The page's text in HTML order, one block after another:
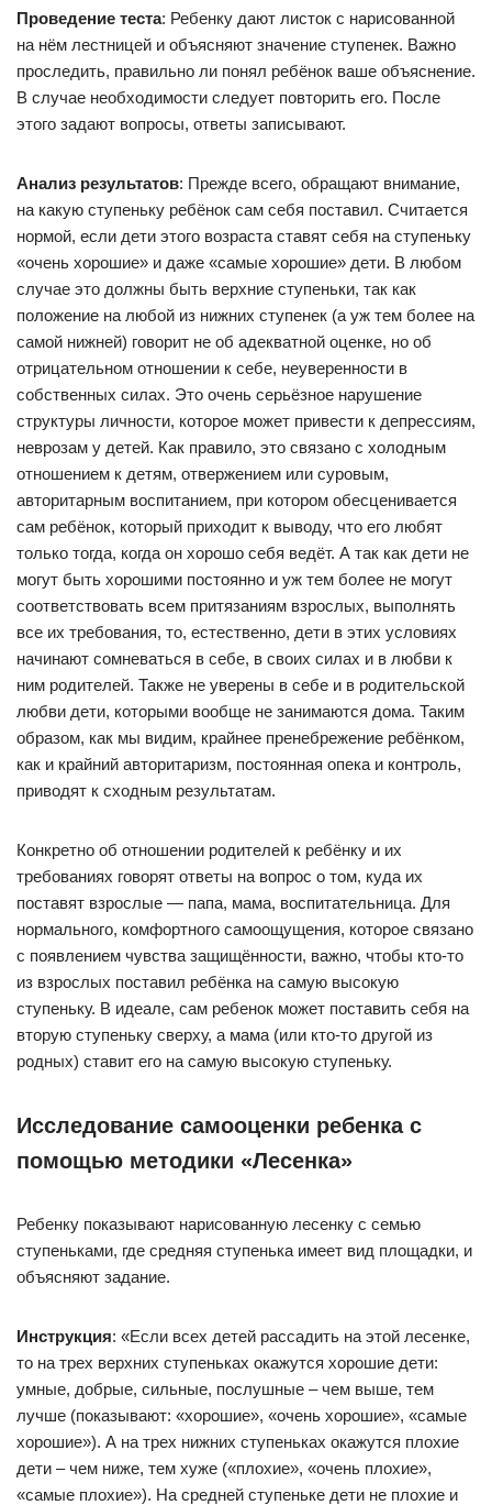
Проведение теста: Ребенку дают листок с нарисованной
на нём лестницей и объясняют значение ступенек. Важно
проследить, правильно ли понял ребёнок ваше объяснение.
В случае необходимости следует повторить его. После
этого задают вопросы, ответы записывают.
Анализ результатов: Прежде всего, обращают внимание,
на какую ступеньку ребёнок сам себя поставил. Считается
нормой, если дети этого возраста ставят себя на ступеньку
«очень хорошие» и даже «самые хорошие» дети. В любом
случае это должны быть верхние ступеньки, так как
положение на любой из нижних ступенек (а уж тем более на
самой нижней) говорит не об адекватной оценке, но об
отрицательном отношении к себе, неуверенности в
собственных силах. Это очень серьёзное нарушение
структуры личности, которое может привести к депрессиям,
неврозам у детей. Как правило, это связано с холодным
отношением к детям, отвержением или суровым,
авторитарным воспитанием, при котором обесценивается
сам ребёнок, который приходит к выводу, что его любят
только тогда, когда он хорошо себя ведёт. А так как дети не
могут быть хорошими постоянно и уж тем более не могут
соответствовать всем притязаниям взрослых, выполнять
все их требования, то, естественно, дети в этих условиях
начинают сомневаться в себе, в своих силах и в любви к
ним родителей. Также не уверены в себе и в родительской
любви дети, которыми вообще не занимаются дома. Таким
образом, как мы видим, крайнее пренебрежение ребёнком,
как и крайний авторитаризм, постоянная опека и контроль,
приводят к сходным результатам.
Конкретно об отношении родителей к ребёнку и их
требованиях говорят ответы на вопрос о том, куда их
поставят взрослые — папа, мама, воспитательница. Для
нормального, комфортного самоощущения, которое связано
с появлением чувства защищённости, важно, чтобы кто-то
из взрослых поставил ребёнка на самую высокую
ступеньку. В идеале, сам ребенок может поставить себя на
вторую ступеньку сверху, а мама (или кто-то другой из
родных) ставит его на самую высокую ступеньку.
Исследование самооценки ребенка с
помощью методики «Лесенка»
Ребенку показывают нарисованную лесенку с семью
ступеньками, где средняя ступенька имеет вид площадки, и
объясняют задание.
Инструкция: «Если всех детей рассадить на этой лесенке,
то на трех верхних ступеньках окажутся хорошие дети:
умные, добрые, сильные, послушные – чем выше, тем
лучше (показывают: «хорошие», «очень хорошие», «самые
хорошие»). А на трех нижних ступеньках окажутся плохие
дети – чем ниже, тем хуже («плохие», «очень плохие»,
«самые плохие»). На средней ступеньке дети не плохие и